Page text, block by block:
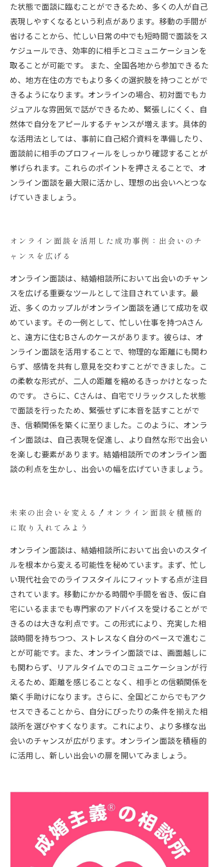
た状態で面談に臨むことができるため、多くの人が自己
表現しやすくなるという利点があります。移動の手間が
省けることから、忙しい日常の中でも短時間で面談をス
ケジュールでき、効率的に相手とコミュニケーションを
取ることが可能です。 また、全国各地から参加できるた
め、地方在住の方でもより多くの選択肢を持つことがで
きるようになります。オンラインの場合、初対面でもカ
ジュアルな雰囲気で話ができるため、緊張しにくく、自
然体で自分をアピールするチャンスが増えます。具体的
な活用法としては、事前に自己紹介資料を準備したり、
面談前に相手のプロフィールをしっかり確認することが
挙げられます。これらのポイントを押さえることで、オ
ンライン面談を最大限に活かし、理想の出会いへとつな
げていきましょう。
オンライン面談を活用した成功事例：出会いのチ
ャンスを広げる
オンライン面談は、結婚相談所において出会いのチャン
スを広げる重要なツールとして注目されています。最
近、多くのカップルがオンライン面談を通じて成功を収
めています。その一例として、忙しい仕事を持つAさん
と、遠方に住むBさんのケースがあります。彼らは、オ
ンライン面談を活用することで、物理的な距離にも関わ
らず、感情を共有し意見を交わすことができました。こ
の柔軟な形式が、二人の距離を縮めるきっかけとなった
のです。 さらに、Cさんは、自宅でリラックスした状態
で面談を行ったため、緊張せずに本音を話すことがで
き、信頼関係を築くに至りました。このように、オンラ
イン面談は、自己表現を促進し、より自然な形で出会い
を楽しむ要素があります。結婚相談所でのオンライン面
談の利点を生かし、出会いの幅を広げていきましょう。
未来の出会いを変える！オンライン面談を積極的
に取り入れてみよう
オンライン面談は、結婚相談所において出会いのスタイ
ルを根本から変える可能性を秘めています。まず、忙し
い現代社会でのライフスタイルにフィットする点が注目
されています。移動にかかる時間や手間を省き、仮に自
宅にいるままでも専門家のアドバイスを受けることがで
きるのは大きな利点です。この形式により、充実した相
談時間を持ちつつ、ストレスなく自分のペースで進むこ
とが可能です。また、オンライン面談では、画面越しに
も関わらず、リアルタイムでのコミュニケーションが行
えるため、距離を感じることなく、相手との信頼関係を
築く手助けになります。さらに、全国どこからでもアク
セスできることから、自分にぴったりの条件を揃えた相
談所を選びやすくなります。これにより、より多様な出
会いのチャンスが広がります。オンライン面談を積極的
に活用し、新しい出会いの扉を開いてみましょう。